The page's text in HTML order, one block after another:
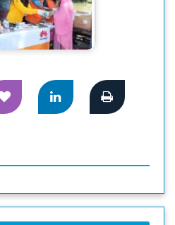
বন্যায় ক্ষতিগ্রস্তদের
চিকিৎসা ও পুনর্বাসন
সহায়তা…